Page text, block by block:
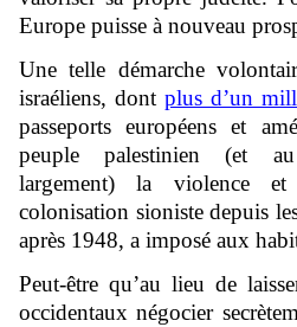
Europe puisse à nouveau
Une telle démarche
israéliens, dont plus d’un
passeports européens et
peuple palestinien (et
largement) la violence
colonisation sioniste depuis
après 1948, a imposé aux
Peut-être qu’au lieu de
occidentaux négocier